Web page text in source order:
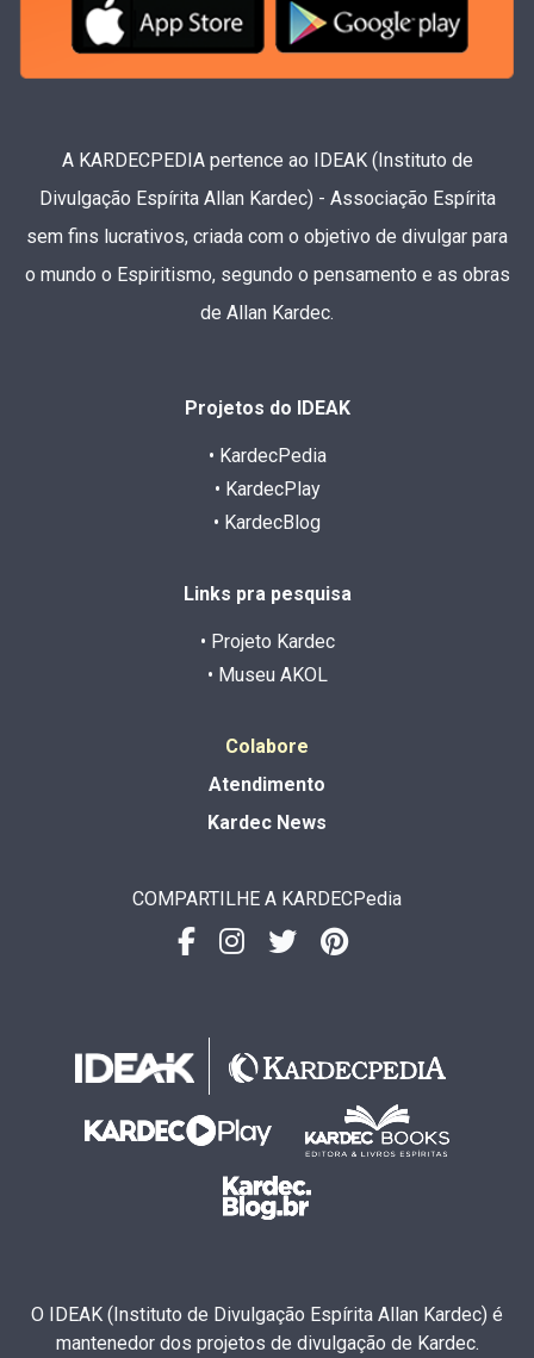
A KARDECPEDIA pertence ao IDEAK (Instituto de
Divulgação Espírita Allan Kardec) - Associação Espírita
sem fins lucrativos, criada com o objetivo de divulgar para
o mundo o Espiritismo, segundo o pensamento e as obras
de Allan Kardec.
Projetos do IDEAK
• KardecPedia
• KardecPlay
• KardecBlog
Links pra pesquisa
• Projeto Kardec
• Museu AKOL
Colabore
Atendimento
Kardec News
COMPARTILHE A KARDECPedia
O IDEAK (Instituto de Divulgação Espírita Allan Kardec) é
mantenedor dos projetos de divulgação de Kardec.